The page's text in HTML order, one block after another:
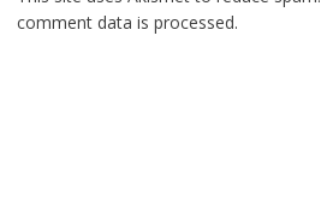
comment data is processed.